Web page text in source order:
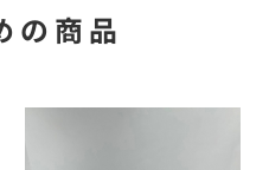
の商品